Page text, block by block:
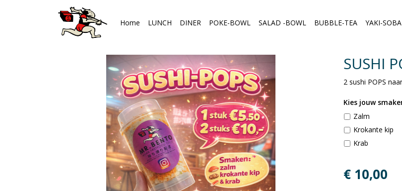
Home LUNCH DINER POKE-BOWL SALAD -BOWL BUBBLE-TEA YAKI-SOBA
SUSHI
2 sushi POPS
Kies jouw
Zalm
Krokante kip
Krab
€ 10,00